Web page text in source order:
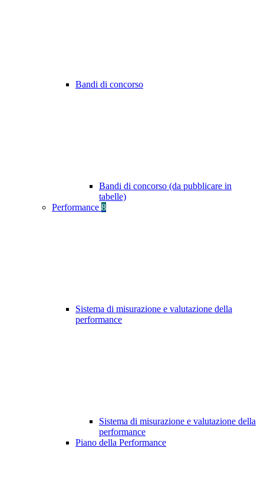
Bandi di concorso
Bandi di concorso (da pubblicare in
tabelle)
Performance 8
Sistema di misurazione e valutazione della
performance
Sistema di misurazione e valutazione della
performance
Piano della Performance